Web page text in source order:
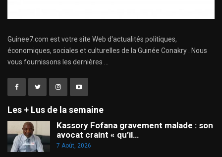
Guinee7.com est votre site Web d'actualités politiques,
économiques, sociales et culturelles de la Guinée Conakry . Nous
vous fournissons les dernières ...
Les + Lus de la semaine
Kassory Fofana gravement malade : son
avocat craint « qu’il…
7 Août, 2026